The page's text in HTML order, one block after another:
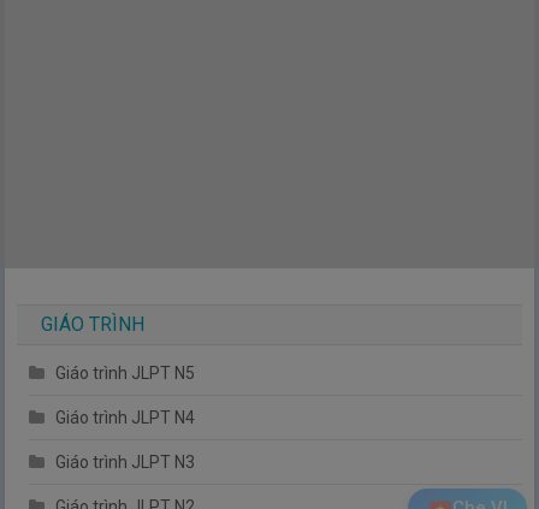
GIÁO TRÌNH
Giáo trình JLPT N5
Giáo trình JLPT N4
Giáo trình JLPT N3